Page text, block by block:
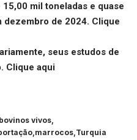
mil toneladas e quase
dezembro de 2024. Clique
seus estudos de
Clique aqui
bovinos vivos
marrocos Turquia